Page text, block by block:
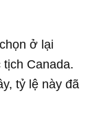
ở lại
Canada.
tỷ lệ này đã